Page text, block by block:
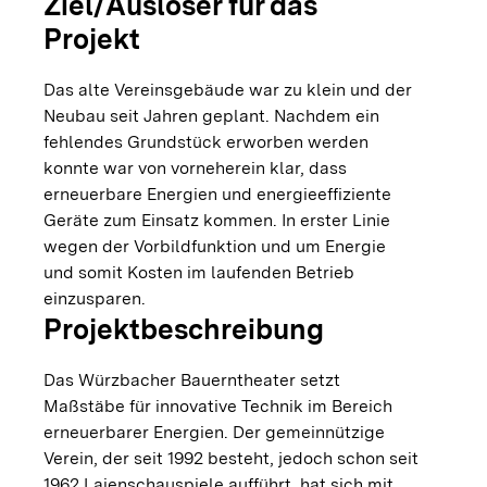
Projekt
Das alte Vereinsgebäude war zu klein und der
Neubau seit Jahren geplant. Nachdem ein
fehlendes Grundstück erworben werden
konnte war von vorneherein klar, dass
erneuerbare Energien und energieeffiziente
Geräte zum Einsatz kommen. In erster Linie
wegen der Vorbildfunktion und um Energie
und somit Kosten im laufenden Betrieb
einzusparen.
Projektbeschreibung
Das Würzbacher Bauerntheater setzt
Maßstäbe für innovative Technik im Bereich
erneuerbarer Energien. Der gemeinnützige
Verein, der seit 1992 besteht, jedoch schon seit